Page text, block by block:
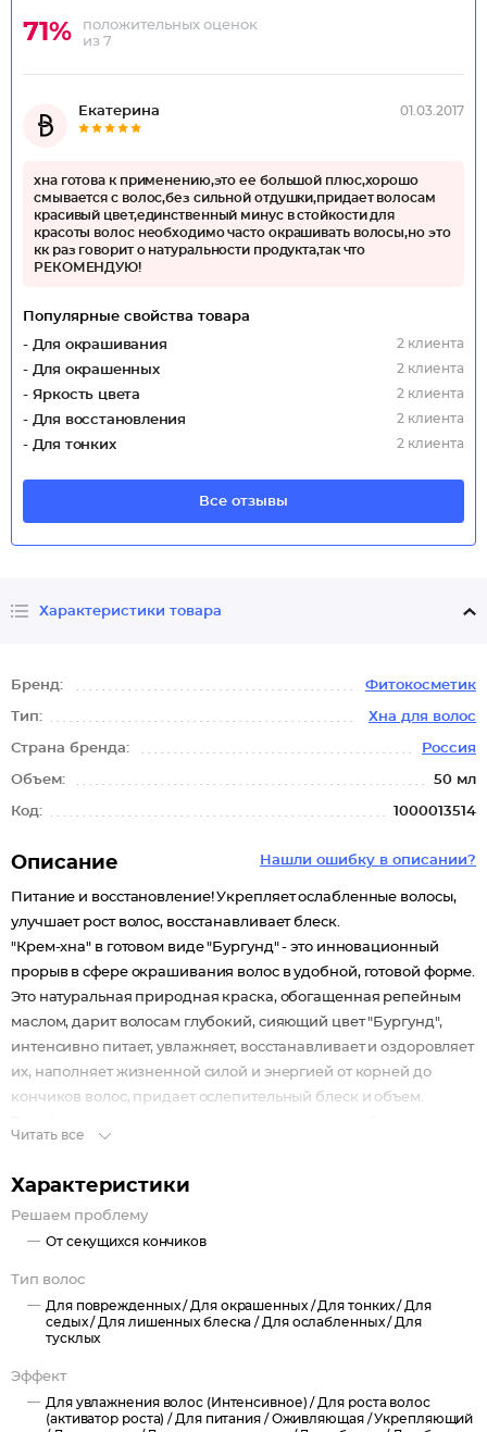
71%
положительных оценок
из 7
Екатерина 01.03.2017
хна готова к применению,это ее большой плюс,хорошо
смывается с волос,без сильной отдушки,придает волосам
красивый цвет,единственный минус в стойкости для
красоты волос необходимо часто окрашивать волосы,но это
кк раз говорит о натуральности продукта,так что
РЕКОМЕНДУЮ!
Популярные свойства товара
- Для окрашивания
2 клиента
- Для окрашенных 2 клиента
- Яркость цвета 2 клиента
- Для восстановления 2 клиента
- Для тонких 2 клиента
Все отзывы
Характеристики товара
Бренд: Фитокосметик
Тип: Хна для волос
Страна бренда: Россия
Объем: 50 мл
Код: 1000013514
Нашли ошибку в описании?
Описание
Питание и восстановление! Укрепляет ослабленные волосы,
улучшает рост волос, восстанавливает блеск.
"Крем-хна" в готовом виде "Бургунд" - это инновационный
прорыв в сфере окрашивания волос в удобной, готовой форме.
Это натуральная природная краска, обогащенная репейным
маслом, дарит волосам глубокий, сияющий цвет "Бургунд",
интенсивно питает, увлажняет, восстанавливает и оздоровляет
их, наполняет жизненной силой и энергией от корней до
кончиков волос, придает ослепительный блеск и объем.
приобретают насыщенный цвет, становясь более густыми,
эластичными, упругими, шелковистыми и послушными.
Инновационный продукт "Крем-хна" - это натуральная
природная хна, для использования которой не требуется ни
усилий, ни времени: достаточно нанести готовый состав на 15-
30 минут, в зависимости от желаемой насыщенности цвета, и
можно наслаждаться прекрасными результатами.
Окрашивание волос (в том числе и седых) в глубокий
насыщенный цвет.
Укрепление, увлажнение и питание волос
Читать все
Характеристики
Решаем проблему
От секущихся кончиков
Тип волос
Для поврежденных / Для окрашенных /Для тонких / Для
седых / Для лишенных блеска / Для ослабленных / Для
тусклых
Эффект
Для увлажнения волос (Интенсивное) / Для роста волос
(активатор роста) / Для питания /Оживляющая /Укрепляющий